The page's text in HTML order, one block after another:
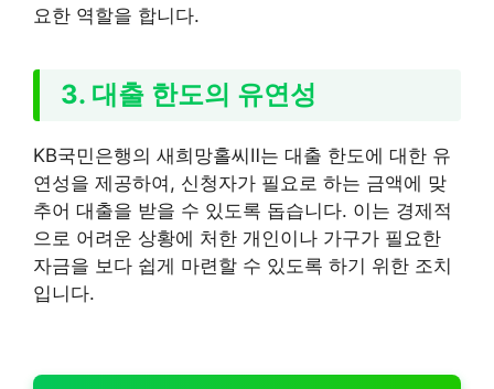
요한 역할을 합니다.
3. 대출 한도의 유연성
KB국민은행의 새희망홀씨Ⅱ는 대출 한도에 대한 유
연성을 제공하여, 신청자가 필요로 하는 금액에 맞
추어 대출을 받을 수 있도록 돕습니다. 이는 경제적
으로 어려운 상황에 처한 개인이나 가구가 필요한
자금을 보다 쉽게 마련할 수 있도록 하기 위한 조치
입니다.